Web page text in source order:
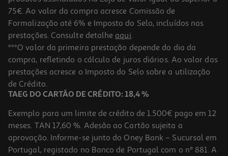
4.5
Amaciador Concentrado Auchan Oriente 60 Doses
0.03 €/Dose
2,09 €
75€. Ao valor da compra acresce Comissão de
Formalização até 6% e Imposto do Selo, incluídos nas
prestações. Consulte detalhe aqui.
***O valor da primeira prestação depende do dia da
compra, refletindo o cálculo de juros diários. Ao valor das
prestações acresce o Imposto do Selo sobre a utilização
de Crédito.
TAEG DO CARTÃO DE CRÉDITO: 18,4 %
Exemplo para um limite de crédito de 1.500€ pago em 12
meses. TAN 17,60 %. Adesão ao Cartão sujeita a
aprovação. Informe-se junto do Oney Bank – Sucursal em
Portugal, registado no Banco de Portugal com o nº 881. A